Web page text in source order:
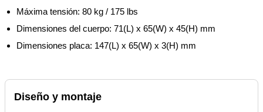
Máxima tensión: 80 kg / 175 lbs
Dimensiones del cuerpo: 71(L) x 65(W) x 45(H) mm
Dimensiones placa: 147(L) x 65(W) x 3(H) mm
Diseño y montaje